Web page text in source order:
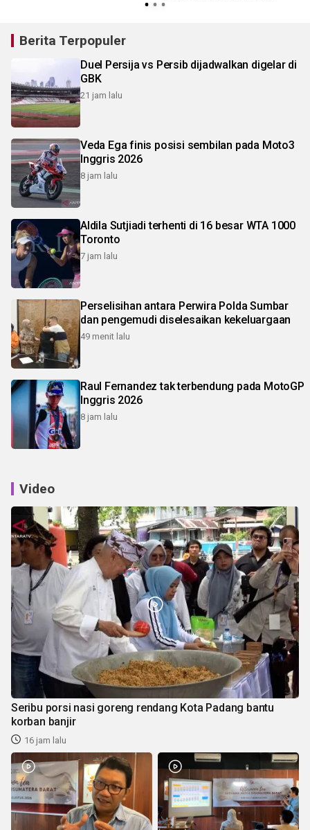
Berita Terpopuler
Duel Persija vs Persib dijadwalkan digelar di
GBK
21 jam lalu
Veda Ega finis posisi sembilan pada Moto3
Inggris 2026
8 jam lalu
Aldila Sutjiadi terhenti di 16 besar WTA 1000
Toronto
7 jam lalu
Perselisihan antara Perwira Polda Sumbar
dan pengemudi diselesaikan kekeluargaan
49 menit lalu
Raul Fernandez tak terbendung pada MotoGP
Inggris 2026
8 jam lalu
Video
Seribu porsi nasi goreng rendang Kota Padang bantu
korban banjir
16 jam lalu